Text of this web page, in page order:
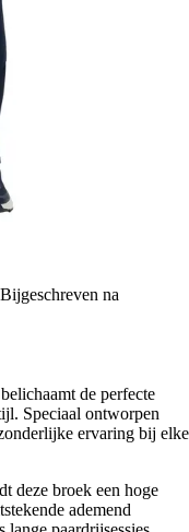
Bijgeschreven na
de perfecte
Speciaal ontworpen
ervaring bij elke
deze broek een hoge
ademend